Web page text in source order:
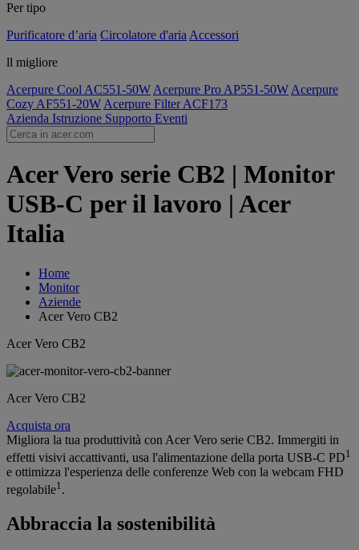
Per tipo
Purificatore d’aria Circolatore d'aria Accessori
ll migliore
Acerpure Cool AC551-50W Acerpure Pro AP551-50W Acerpure
Cozy AF551-20W Acerpure Filter ACF173
Azienda Istruzione Supporto Eventi
Acer Vero serie CB2 | Monitor
USB-C per il lavoro | Acer
Italia
Home
Monitor
Aziende
Acer Vero CB2
Acer Vero CB2
Acer Vero CB2
Acquista ora
Migliora la tua produttività con Acer Vero serie CB2. Immergiti in
effetti visivi accattivanti, usa l'alimentazione della porta USB‑C PD1
e ottimizza l'esperienza delle conferenze Web con la webcam FHD
regolabile1.
Abbraccia la sostenibilità